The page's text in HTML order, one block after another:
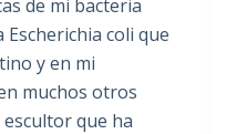
de mi bacteria
coli que
y en mi
muchos otros
que ha